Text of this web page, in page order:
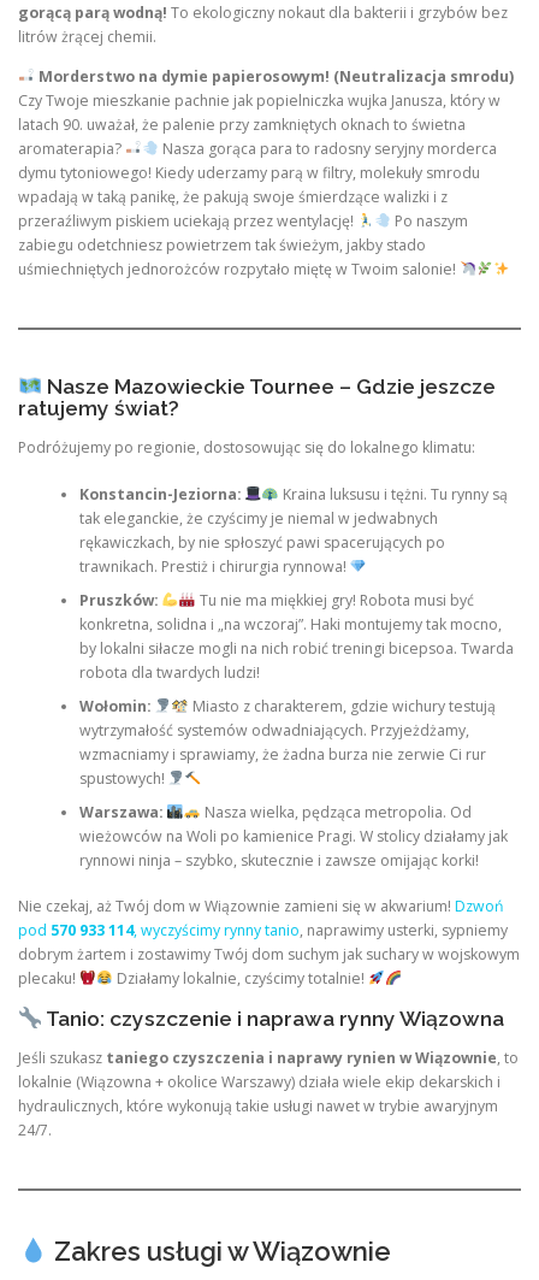
gorącą parą wodną! To ekologiczny nokaut dla bakterii i grzybów bez
litrów żrącej chemii.
Morderstwo na dymie papierosowym! (Neutralizacja smrodu)
Czy Twoje mieszkanie pachnie jak popielniczka wujka Janusza, który w
latach 90. uważał, że palenie przy zamkniętych oknach to świetna
aromaterapia?
Nasza gorąca para to radosny seryjny morderca
dymu tytoniowego! Kiedy uderzamy parą w filtry, molekuły smrodu
wpadają w taką panikę, że pakują swoje śmierdzące walizki i z
przeraźliwym piskiem uciekają przez wentylację!
Po naszym
zabiegu odetchniesz powietrzem tak świeżym, jakby stado
uśmiechniętych jednorożców rozpytało miętę w Twoim salonie!
Nasze Mazowieckie Tournee – Gdzie jeszcze
ratujemy świat?
Podróżujemy po regionie, dostosowując się do lokalnego klimatu:
Konstancin-Jeziorna:
Kraina luksusu i tężni. Tu rynny są
tak eleganckie, że czyścimy je niemal w jedwabnych
rękawiczkach, by nie spłoszyć pawi spacerujących po
trawnikach. Prestiż i chirurgia rynnowa!
Pruszków:
Tu nie ma miękkiej gry! Robota musi być
konkretna, solidna i „na wczoraj”. Haki montujemy tak mocno,
by lokalni siłacze mogli na nich robić treningi bicepsoa. Twarda
robota dla twardych ludzi!
Wołomin:
Miasto z charakterem, gdzie wichury testują
wytrzymałość systemów odwadniających. Przyjeżdżamy,
wzmacniamy i sprawiamy, że żadna burza nie zerwie Ci rur
spustowych!
Warszawa:
Nasza wielka, pędząca metropolia. Od
wieżowców na Woli po kamienice Pragi. W stolicy działamy jak
rynnowi ninja – szybko, skutecznie i zawsze omijając korki!
Nie czekaj, aż Twój dom w Wiązownie zamieni się w akwarium! Dzwoń
pod 570 933 114, wyczyścimy rynny tanio, naprawimy usterki, sypniemy
dobrym żartem i zostawimy Twój dom suchym jak suchary w wojskowym
plecaku!
Działamy lokalnie, czyścimy totalnie!
Tanio: czyszczenie i naprawa rynny Wiązowna
Jeśli szukasz taniego czyszczenia i naprawy rynien w Wiązownie, to
lokalnie (Wiązowna + okolice Warszawy) działa wiele ekip dekarskich i
hydraulicznych, które wykonują takie usługi nawet w trybie awaryjnym
24/7.
Zakres usługi w Wiązownie